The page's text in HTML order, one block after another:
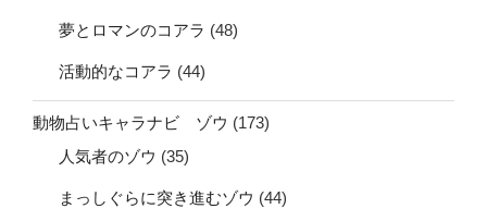
夢とロマンのコアラ (48)
活動的なコアラ (44)
動物占いキャラナビ ゾウ (173)
人気者のゾウ (35)
まっしぐらに突き進むゾウ (44)